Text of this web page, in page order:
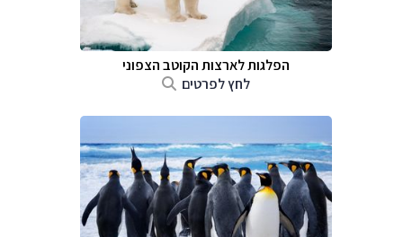
הפלגות לארצות הקוטב הצפוני
לחץ לפרטים